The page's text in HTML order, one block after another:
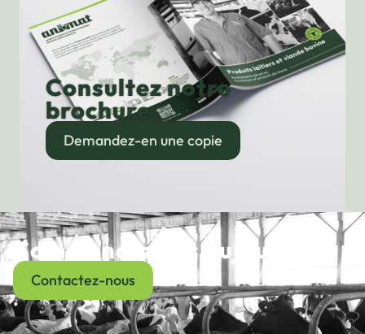
Consultez notre
brochure
Demandez-en une copie
Commencez dès aujourd’hui
Contactez-nous